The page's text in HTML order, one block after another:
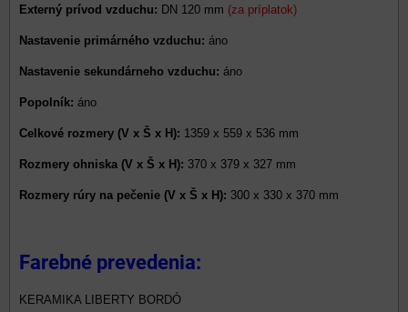
Externý prívod vzduchu: DN 120 mm (za príplatok)
Nastavenie primárného vzduchu: áno
Nastavenie sekundárneho vzduchu: áno
Popolník: áno
Celkové rozmery (V x Š x H): 1359 x 559 x 536 mm
Rozmery ohniska (V x Š x H): 370 x 379 x 327 mm
Rozmery rúry na pečenie (V x Š x H): 300 x 330 x 370 mm
Farebné prevedenia:
KERAMIKA LIBERTY BORDÓ